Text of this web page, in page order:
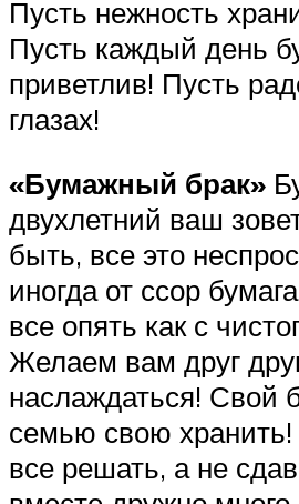
Пусть нежность
Пусть каждый день
приветлив! Пусть
глазах!
«Бумажный брак»
двухлетний ваш
быть, все это
иногда от ссор
все опять как с
Желаем вам друг
наслаждаться! Свой
семью свою
все решать, а не